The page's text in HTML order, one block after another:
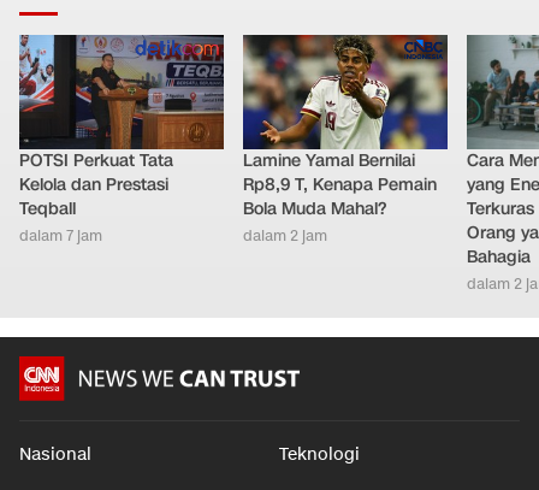
POTSI Perkuat Tata
Kelola dan Prestasi
Teqball
dalam 7 jam
Lamine Yamal Bernilai
Rp8,9 T, Kenapa Pemain
Bola Muda Mahal?
dalam 2 jam
Cara
yang
Orang
Bahagia
dalam 2
Nasional Teknologi